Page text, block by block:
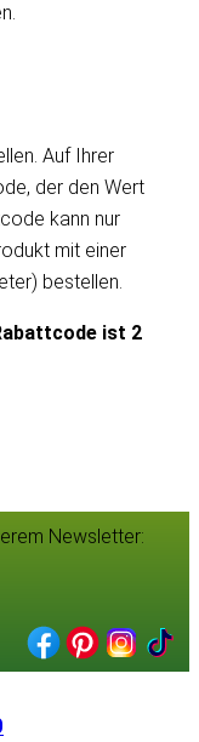
Auf Ihrer
der den Wert
kann nur
mit einer
bestellen.
ist 2
Newsletter: